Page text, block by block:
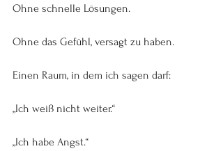
Ohne schnelle Lösungen.
Ohne das Gefühl, versagt zu haben.
Einen Raum, in dem ich sagen darf:
„Ich weiß nicht weiter.“
„Ich habe Angst.“